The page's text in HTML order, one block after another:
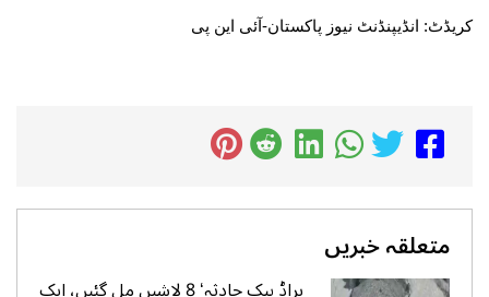
کریڈٹ: انڈیپنڈنٹ نیوز پاکستان-آئی این پی
متعلقہ خبریں